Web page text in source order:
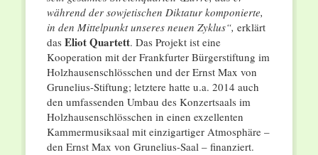
während der sowjetischen Diktatur komponierte,
in den Mittelpunkt unseres neuen Zyklus“, erklärt
das Eliot Quartett. Das Projekt ist eine
Kooperation mit der Frankfurter Bürgerstiftung im
Holzhausenschlösschen und der Ernst Max von
Grunelius-Stiftung; letztere hatte u.a. 2014 auch
den umfassenden Umbau des Konzertsaals im
Holzhausenschlösschen in einen exzellenten
Kammermusiksaal mit einzigartiger Atmosphäre –
den Ernst Max von Grunelius-Saal – finanziert.